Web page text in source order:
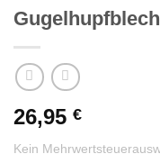
26,95 €
Kein